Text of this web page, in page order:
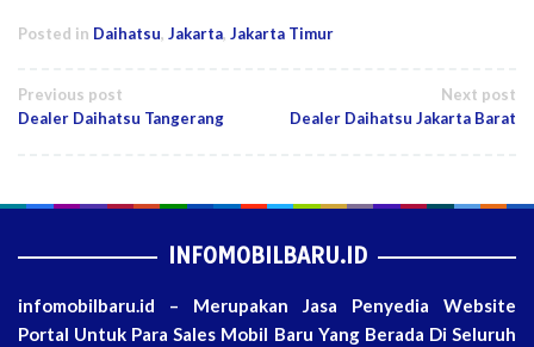
Posted in Daihatsu, Jakarta, Jakarta Timur
Post
Previous post
Dealer Daihatsu Tangerang
Next post
Dealer Daihatsu Jakarta Barat
INFOMOBILBARU.ID
infomobilbaru.id – Merupakan Jasa Penyedia Website
Portal Untuk Para Sales Mobil Baru Yang Berada Di Seluruh